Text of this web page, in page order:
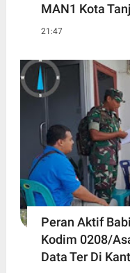
MAN1 Kota
21:47
Peran Aktif
Kodim 0208/
Data Ter Di